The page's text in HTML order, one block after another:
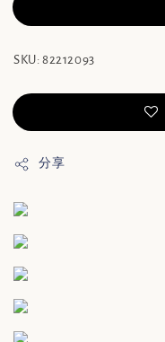
SKU: 82212093
分享